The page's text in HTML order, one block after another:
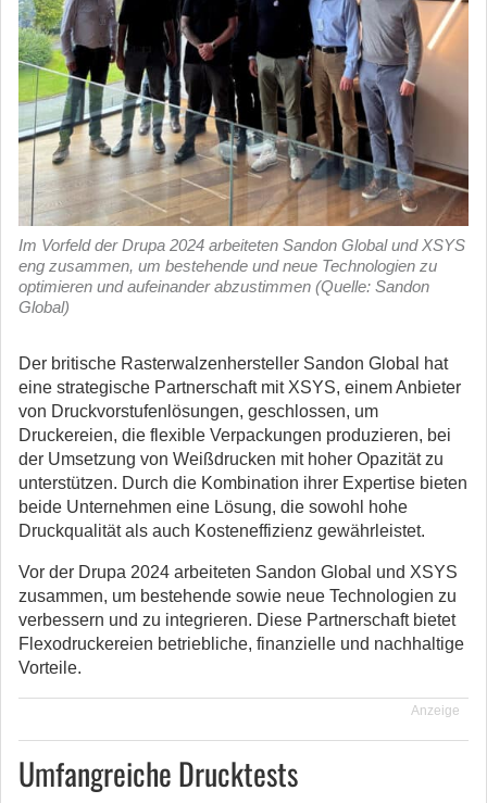
Im Vorfeld der Drupa 2024 arbeiteten Sandon Global und XSYS
eng zusammen, um bestehende und neue Technologien zu
optimieren und aufeinander abzustimmen (Quelle: Sandon
Global)
Der britische Rasterwalzenhersteller Sandon Global hat
eine strategische Partnerschaft mit XSYS, einem Anbieter
von Druckvorstufenlösungen, geschlossen, um
Druckereien, die flexible Verpackungen produzieren, bei
der Umsetzung von Weißdrucken mit hoher Opazität zu
unterstützen. Durch die Kombination ihrer Expertise bieten
beide Unternehmen eine Lösung, die sowohl hohe
Druckqualität als auch Kosteneffizienz gewährleistet.
Vor der Drupa 2024 arbeiteten Sandon Global und XSYS
zusammen, um bestehende sowie neue Technologien zu
verbessern und zu integrieren. Diese Partnerschaft bietet
Flexodruckereien betriebliche, finanzielle und nachhaltige
Vorteile.
Anzeige
Umfangreiche Drucktests